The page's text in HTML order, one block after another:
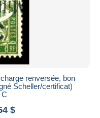
renversée, bon
Scheller/certificat)
$